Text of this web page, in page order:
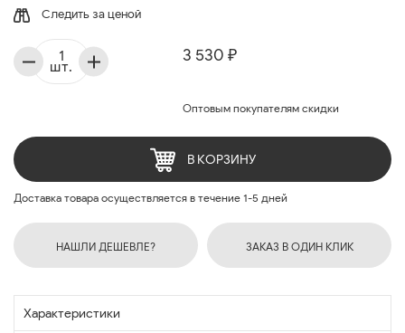
Следить за ценой
3 530 ₽
Оптовым покупателям скидки
шт.
В КОРЗИНУ
Доставка товара осуществляется в течение 1-5 дней
НАШЛИ ДЕШЕВЛЕ? ЗАКАЗ В ОДИН КЛИК
Характеристики